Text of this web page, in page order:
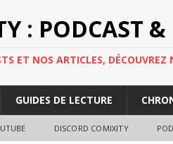
: PODCAST
ET NOS ARTICLES,
GUIDES DE LECTURE
DISCORD COMIXITY